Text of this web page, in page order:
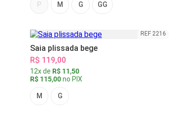
P M G GG
REF 2216
Saia plissada bege
R$ 119,00
12x de R$ 11,50
R$ 115,00no PIX
M G